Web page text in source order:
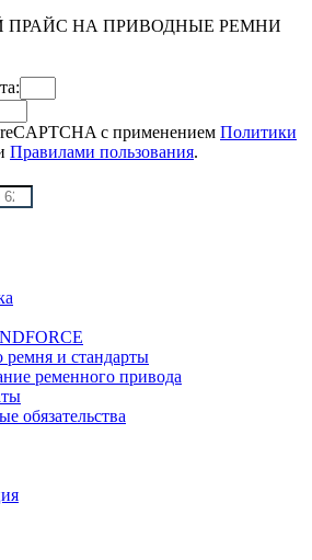
ПРАЙС НА ПРИВОДНЫЕ РЕМНИ
с применением Политики
Правилами пользования.
ремня и стандарты
ременного привода
обязательства